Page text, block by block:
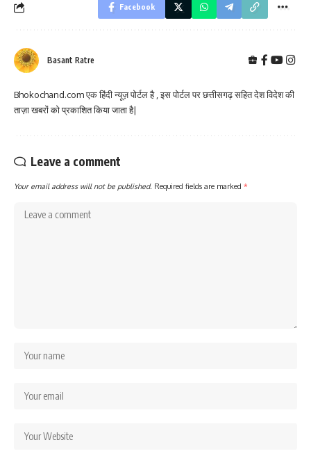
Facebook
Basant Ratre
Bhokochand.com एक हिंदी न्यूज़ पोर्टल है , इस पोर्टल पर छत्तीसगढ़ सहित देश विदेश की
ताज़ा खबरों को प्रकाशित किया जाता है|
Leave a comment
Your email address will not be published. Required fields are marked *